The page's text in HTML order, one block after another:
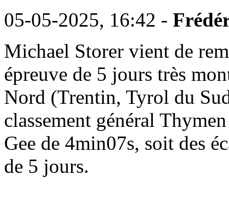
05-05-2025, 16:42 -
Michael Storer vient de
épreuve de 5 jours très
Nord (Trentin, Tyrol du
classement général
Gee de 4min07s, soit des
de 5 jours.